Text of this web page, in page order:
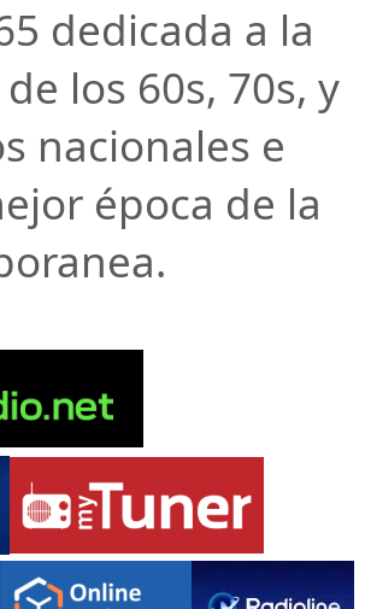
dedicada a la
los 60s, 70s, y
nacionales e
época de la